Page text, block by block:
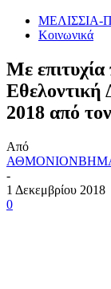
Κοινωνικά
Με
Εθελοντική
2018 από
Από
-
1 Δεκεμβρίου 2018
0